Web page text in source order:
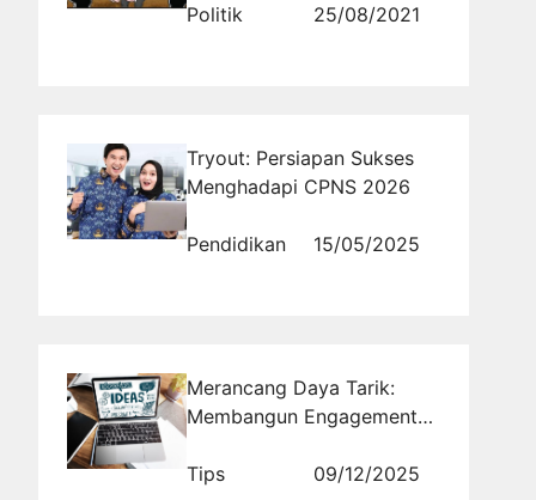
Belajar
Politik 25/08/2021
Tryout: Persiapan Sukses
Menghadapi CPNS 2026
Pendidikan 15/05/2025
Merancang Daya Tarik:
Membangun Engagement
Konten Kreatif yang
Tips 09/12/2025